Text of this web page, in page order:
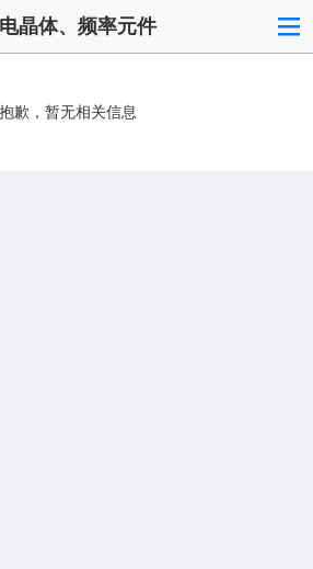
晶体、频率元件
抱歉，暂无相关信息